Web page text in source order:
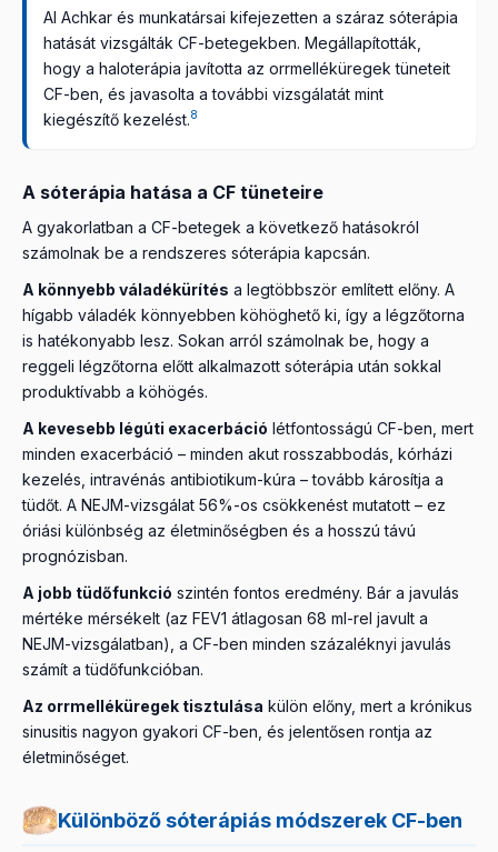
Al Achkar és munkatársai kifejezetten a száraz sóterápia
hatását vizsgálták CF-betegekben. Megállapították,
hogy a haloterápia javította az orrmelléküregek tüneteit
CF-ben, és javasolta a további vizsgálatát mint
kiegészítő kezelést.8
A sóterápia hatása a CF tüneteire
A gyakorlatban a CF-betegek a következő hatásokról
számolnak be a rendszeres sóterápia kapcsán.
A könnyebb váladékürítés a legtöbbször említett előny. A
hígabb váladék könnyebben köhöghető ki, így a légzőtorna
is hatékonyabb lesz. Sokan arról számolnak be, hogy a
reggeli légzőtorna előtt alkalmazott sóterápia után sokkal
produktívabb a köhögés.
A kevesebb légúti exacerbáció létfontosságú CF-ben, mert
minden exacerbáció – minden akut rosszabbodás, kórházi
kezelés, intravénás antibiotikum-kúra – tovább károsítja a
tüdőt. A NEJM-vizsgálat 56%-os csökkenést mutatott – ez
óriási különbség az életminőségben és a hosszú távú
prognózisban.
A jobb tüdőfunkció szintén fontos eredmény. Bár a javulás
mértéke mérsékelt (az FEV1 átlagosan 68 ml-rel javult a
NEJM-vizsgálatban), a CF-ben minden százaléknyi javulás
számít a tüdőfunkcióban.
Az orrmelléküregek tisztulása külön előny, mert a krónikus
sinusitis nagyon gyakori CF-ben, és jelentősen rontja az
életminőséget.
Különböző sóterápiás módszerek CF-ben